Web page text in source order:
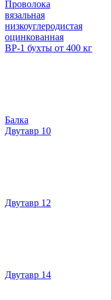
Проволока
вязальная
низкоуглеродистая
оцинкованная
ВР-1 бухты от 400 кг
Балка
Двутавр 10
Двутавр 12
Двутавр 14